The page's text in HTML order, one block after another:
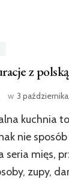
z
w 3
kuchnia
nie
seria mięs,
zupy,